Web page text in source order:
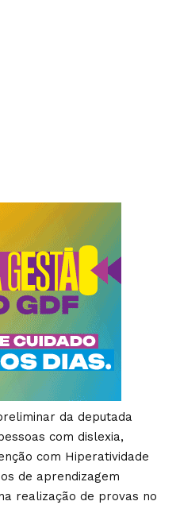
da deputada
com dislexia,
com Hiperatividade
de aprendizagem
realização de provas no